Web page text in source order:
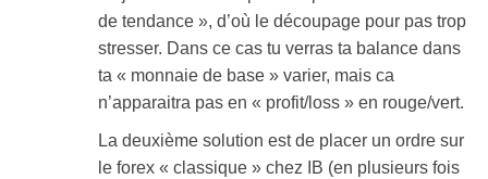
de tendance », d’où le découpage pour pas trop
stresser. Dans ce cas tu verras ta balance dans
ta « monnaie de base » varier, mais ca
n’apparaitra pas en « profit/loss » en rouge/vert.
La deuxième solution est de placer un ordre sur
le forex « classique » chez IB (en plusieurs fois